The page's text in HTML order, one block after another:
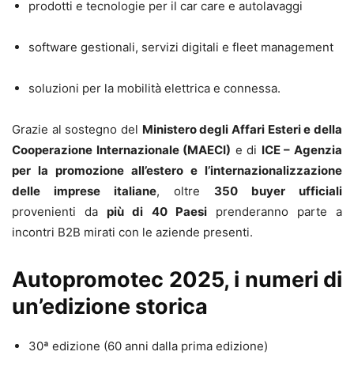
prodotti e tecnologie per il car care e autolavaggi
software gestionali, servizi digitali e fleet management
soluzioni per la mobilità elettrica e connessa.
Grazie al sostegno del Ministero degli Affari Esteri e della
Cooperazione Internazionale (MAECI) e di ICE – Agenzia
per la promozione all’estero e l’internazionalizzazione
delle imprese italiane, oltre 350 buyer ufficiali
provenienti dapiù di 40 Paesiprenderanno parte a
incontri B2B mirati con le aziende presenti.
Autopromotec 2025, i numeri di
un’edizione storica
30ª edizione (60 anni dalla prima edizione)